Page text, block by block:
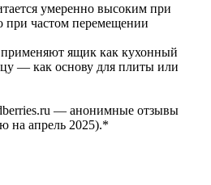
умеренно высоким при
при частом перемещении
ящик как кухонный
— как основу для плиты или
— анонимные отзывы
на апрель 2025).*